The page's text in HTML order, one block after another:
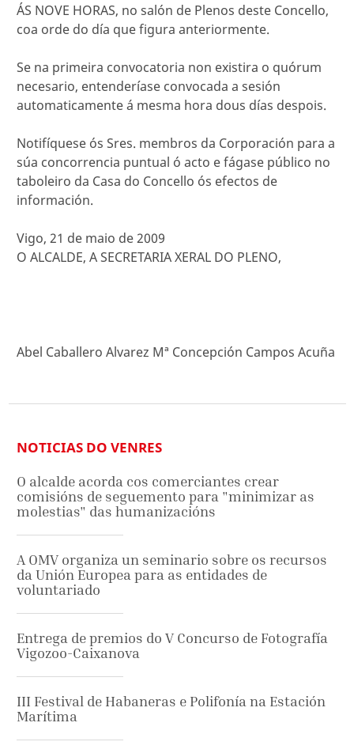
ÁS NOVE HORAS, no salón de Plenos deste Concello,
coa orde do día que figura anteriormente.
Se na primeira convocatoria non existira o quórum
necesario, entenderíase convocada a sesión
automaticamente á mesma hora dous días despois.
Notifíquese ós Sres. membros da Corporación para a
súa concorrencia puntual ó acto e fágase público no
taboleiro da Casa do Concello ós efectos de
información.
Vigo, 21 de maio de 2009
O ALCALDE, A SECRETARIA XERAL DO PLENO,
Abel Caballero Alvarez Mª Concepción Campos Acuña
NOTICIAS DO VENRES
O alcalde acorda cos comerciantes crear
comisións de seguemento para "minimizar as
molestias" das humanizacións
A OMV organiza un seminario sobre os recursos
da Unión Europea para as entidades de
voluntariado
Entrega de premios do V Concurso de Fotografía
Vigozoo-Caixanova
III Festival de Habaneras e Polifonía na Estación
Marítima